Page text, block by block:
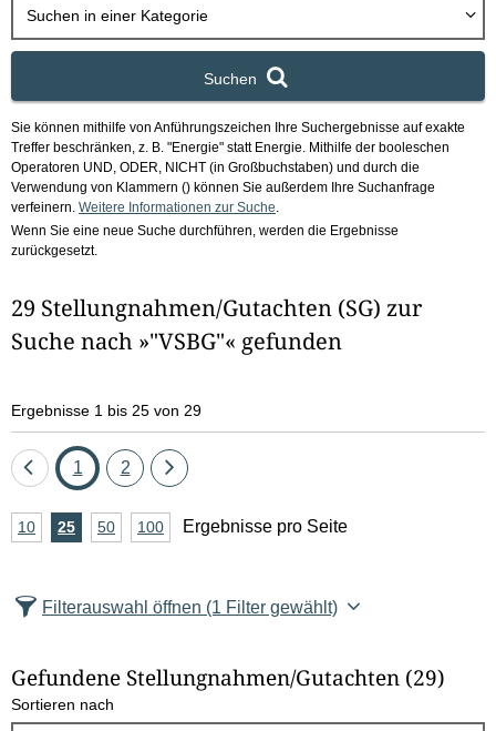
n
g
a
h
Suchen in einer Kategorie
Suchen
Sie können mithilfe von Anführungszeichen Ihre Suchergebnisse auf exakte
Treffer beschränken, z. B. "Energie" statt Energie. Mithilfe der booleschen
Operatoren UND, ODER, NICHT (in Großbuchstaben) und durch die
Verwendung von Klammern () können Sie außerdem Ihre Suchanfrage
verfeinern. Weitere Informationen zur Suche
Wenn Sie eine neue Suche durchführen, werden die Ergebnisse
zurückgesetzt.
29 Stellungnahmen/Gutachten (SG) zur
Suche nach »"VSBG"« gefunden
Ergebnisse 1 bis 25 von 29
Eine
zurück
Seite
1 Seite
2
Eine
vor
A
z
l
E
10Ergebnisse
25Ergebnisse
50Ergebnisse
100Ergebnisse
Ergebnisse pro Seite
Filterauswahl öffnen (1 Filter gewählt)
Gefundene Stellungnahmen/⁠Gutachten (29)
Sortieren nach